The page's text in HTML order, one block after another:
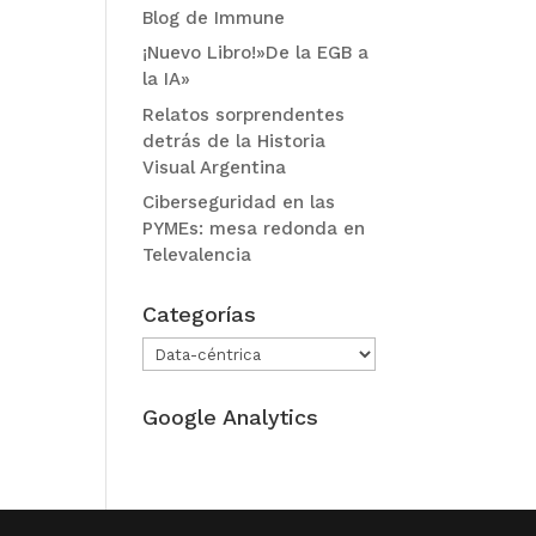
Blog de Immune
¡Nuevo Libro!»De la EGB a
la IA»
Relatos sorprendentes
detrás de la Historia
Visual Argentina
Ciberseguridad en las
PYMEs: mesa redonda en
Televalencia
Categorías
Categorías
Google Analytics